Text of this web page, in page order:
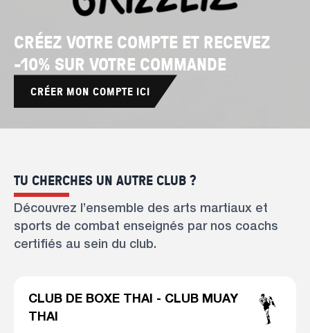
CRÉEZ VOTRE COMPTE ET RECEVEZ
-10% SUR VOTRE COMMANDE
CRÉER MON COMPTE ICI
TU CHERCHES UN AUTRE CLUB ?
Découvrez l’ensemble des arts martiaux et
sports de combat enseignés par nos coachs
certifiés au sein du club.
CLUB DE BOXE THAI - CLUB MUAY
THAI